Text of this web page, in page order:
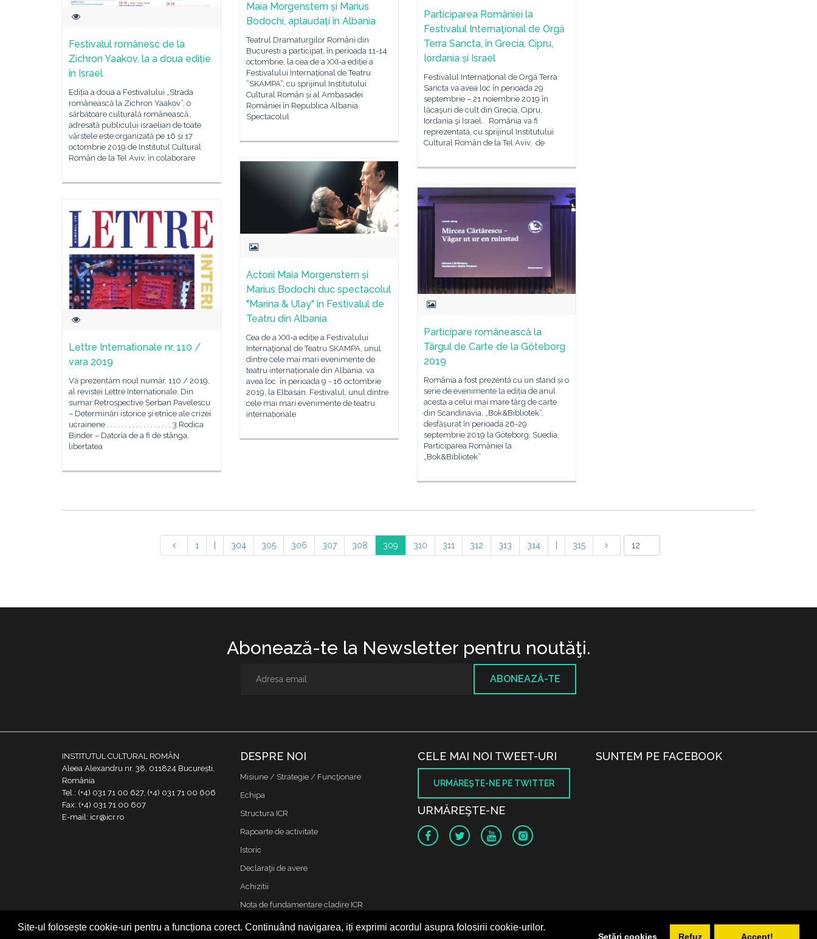
Site-ul folosește cookie-uri pentru a funcționa corect. Continuând navigarea, iți exprimi acordul asupra folosirii cookie-urilor.
Setări cookies Refuz Accept!
Maia Morgenstern și Marius
Bodochi, aplaudați în Albania
Teatrul Dramaturgilor Români din
București a participat, în perioada 11-14
octombrie, la cea de a XXI-a ediție a
Festivalului Internaţional de Teatru
“SKAMPA”, cu sprijinul Institutului
Cultural Român și al Ambasadei
României în Republica Albania.
Spectacolul
Participarea României la
Festivalul Internaţional de Orgă
Terra Sancta, în Grecia, Cipru,
Iordania și Israel
Festivalul Internaţional de Orgă Terra
Sancta va avea loc în perioada 29
septembrie – 21 noiembrie 2019 în
lăcaşuri de cult din Grecia, Cipru,
Iordania şi Israel. România va fi
reprezentată, cu sprijinul Institutului
Cultural Român de la Tel Aviv, de
Festivalul românesc de la
Zichron Yaakov, la a doua ediție
în Israel
Ediția a doua a Festivalului „Strada
românească la Zichron Yaakov”, o
sărbătoare culturală românească,
adresată publicului israelian de toate
vârstele este organizată pe 16 și 17
octombrie 2019 de Institutul Cultural
Român de la Tel Aviv, în colaborare
Actorii Maia Morgenstern și
Marius Bodochi duc spectacolul
"Marina & Ulay" în Festivalul de
Teatru din Albania
Cea de a XXI-a ediție a Festivalului
Internaţional de Teatru SKAMPA, unul
dintre cele mai mari evenimente de
teatru internaționale din Albania, va
avea loc în perioada 9 - 16 octombrie
2019, la Elbasan. Festivalul, unul dintre
cele mai mari evenimente de teatru
internaționale
Participare românească la
Târgul de Carte de la Göteborg
2019
România a fost prezentă cu un stand și o
serie de evenimente la ediția de anul
acesta a celui mai mare târg de carte
din Scandinavia, „Bok&Bibliotek”,
desfășurat în perioada 26-29
septembrie 2019 la Göteborg, Suedia.
Participarea României la
„Bok&Bibliotek”
Lettre Internationale nr. 110 /
vara 2019
Vă prezentăm noul număr, 110 / 2019,
al revistei Lettre Internationale. Din
sumar:Retrospective Șerban Pavelescu
– Determinări istorice şi etnice ale crizei
ucrainene . . . . . . . . . . . . . . . . . . 3 Rodica
Binder – Datoria de a fi de stânga,
libertatea
1 304 305 306 307 308 309 310 311 312 313 314 315
Abonează-te la Newsletter pentru noutăţi.
ABONEAZĂ-TE
INSTITUTUL CULTURAL ROMÂN
Aleea Alexandru nr. 38, 011824 București,
România
Tel.: (+4) 031 71 00 627, (+4) 031 71 00 606
Fax: (+4) 031 71 00 607
E-mail: icr@icr.ro
DESPRE NOI
Misiune / Strategie / Funcţionare
Echipa
Structura ICR
Rapoarte de activitate
Istoric
Declaraţii de avere
Achizitii
Nota de fundamentare cladire ICR
Contact
CELE MAI NOI TWEET-URI
URMĂREŞTE-NE PE TWITTER
URMĂREŞTE-NE
SUNTEM PE FACEBOOK